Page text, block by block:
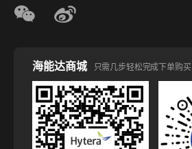
海能达商城 只需几步轻松完成下单购买